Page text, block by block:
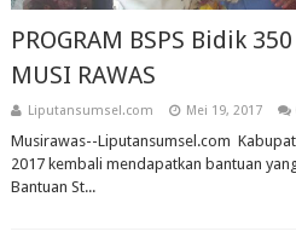
PROGRAM BSPS Bidik
MUSI RAWAS
Liputansumsel.com Mei 19, 2017
Musirawas--Liputansumsel.com
2017 kembali mendapatkan bantuan
Bantuan St...